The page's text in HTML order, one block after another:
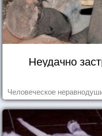
Неудачно
Человеческое